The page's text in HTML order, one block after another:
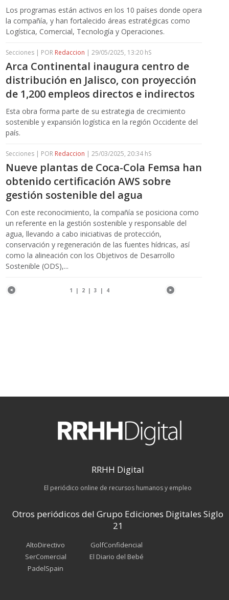
Los programas están activos en los 10 países donde opera
la compañía, y han fortalecido áreas estratégicas como
Logística, Comercial, Tecnología y Operaciones.
Secciones | POR Redaccion | 29/05/2025, 13:20 hS
Arca Continental inaugura centro de
distribución en Jalisco, con proyección
de 1,200 empleos directos e indirectos
Esta obra forma parte de su estrategia de crecimiento
sostenible y expansión logística en la región Occidente del
país.
Secciones | POR Redaccion | 25/03/2025, 20:34 hS
Nueve plantas de Coca-Cola Femsa han
obtenido certificación AWS sobre
gestión sostenible del agua
Con este reconocimiento, la compañía se posiciona como
un referente en la gestión sostenible y responsable del
agua, llevando a cabo iniciativas de protección,
conservación y regeneración de las fuentes hídricas, así
como la alineación con los Objetivos de Desarrollo
Sostenible (ODS),...
1 | 2 |3 | 4
RRHH Digital
El periódico online de recursos humanos y empleo
Otros periódicos del Grupo Ediciones Digitales Siglo
21
AltoDirectivo
SerComercial
PadelSpain
GolfConfidencial
El Diario del Bebé